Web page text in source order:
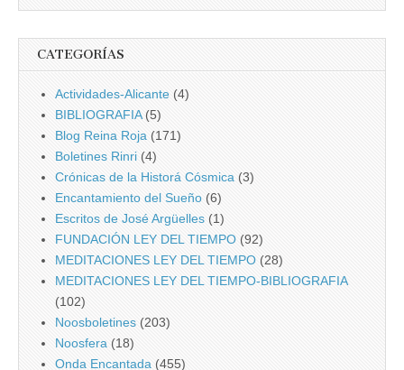
CATEGORÍAS
Actividades-Alicante (4)
BIBLIOGRAFIA(5)
Blog Reina Roja (171)
Boletines Rinri (4)
Crónicas de la Historá Cósmica (3)
Encantamiento del Sueño (6)
Escritos de José Argüelles (1)
FUNDACIÓN LEY DEL TIEMPO (92)
MEDITACIONES LEY DEL TIEMPO (28)
MEDITACIONES LEY DEL TIEMPO-BIBLIOGRAFIA
(102)
Noosboletines (203)
Noosfera (18)
Onda Encantada (455)